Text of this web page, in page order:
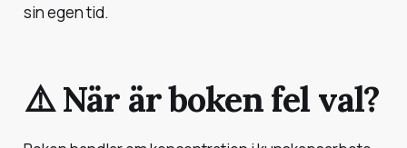
sin egen tid.
⚠️ När är boken fel val?